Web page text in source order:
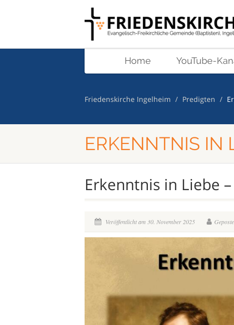
Home YouTube-
Friedenskirche Ingelheim Predigten
ERKENNTNIS IN
Erkenntnis in Liebe
Veröffentlicht am 30. November 2025